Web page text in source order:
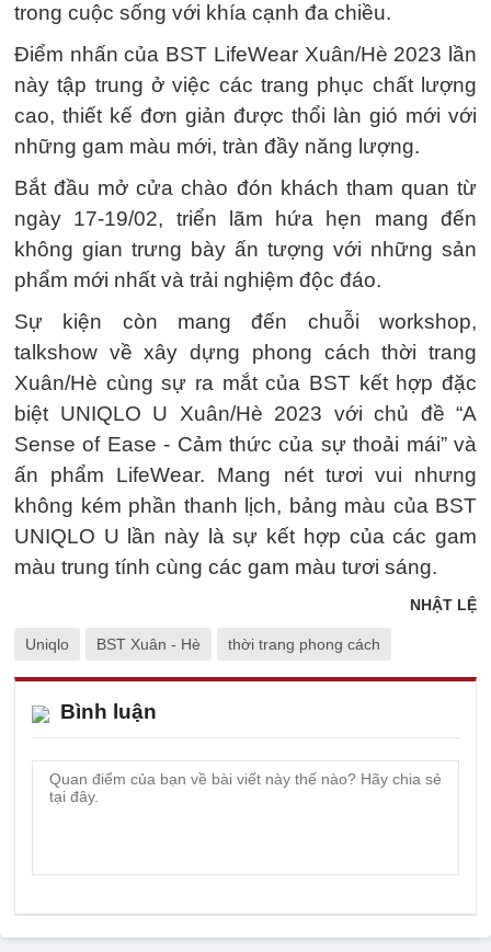
trong cuộc sống với khía cạnh đa chiều.
Điểm nhấn của BST LifeWear Xuân/Hè 2023 lần
này tập trung ở việc các trang phục chất lượng
cao, thiết kế đơn giản được thổi làn gió mới với
những gam màu mới, tràn đầy năng lượng.
Bắt đầu mở cửa chào đón khách tham quan từ
ngày 17-19/02, triển lãm hứa hẹn mang đến
không gian trưng bày ấn tượng với những sản
phẩm mới nhất và trải nghiệm độc đáo.
Sự kiện còn mang đến chuỗi workshop,
talkshow về xây dựng phong cách thời trang
Xuân/Hè cùng sự ra mắt của BST kết hợp đặc
biệt UNIQLO U Xuân/Hè 2023 với chủ đề “A
Sense of Ease - Cảm thức của sự thoải mái” và
ấn phẩm LifeWear. Mang nét tươi vui nhưng
không kém phần thanh lịch, bảng màu của BST
UNIQLO U lần này là sự kết hợp của các gam
màu trung tính cùng các gam màu tươi sáng.
NHẬT LỆ
Uniqlo BST Xuân - Hè thời trang phong cách
Bình luận